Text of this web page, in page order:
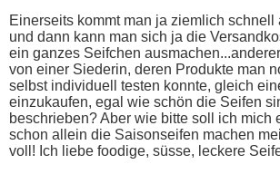
Einerseits kommt man ja ziemlich schnell
und dann kann man sich ja die
ein ganzes Seifchen
von einer Siederin, deren Produkte man
selbst individuell testen konnte, gleich
einzukaufen, egal wie schön die Seifen
beschrieben? Aber wie bitte soll ich mich
schon allein die Saisonseifen machen
voll! Ich liebe foodige, süsse, leckere